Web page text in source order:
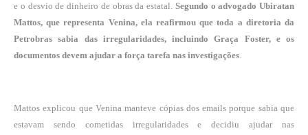
e o desvio de dinheiro de obras da estatal. Segundo o advogado Ubiratan
Mattos, que representa Venina, ela reafirmou que toda a diretoria da
Petrobras sabia das irregularidades, incluindo Graça Foster, e os
documentos devem ajudar a força tarefa nas investigações.
Mattos explicou que Venina manteve cópias dos emails porque sabia que
estavam sendo cometidas irregularidades e decidiu ajudar nas